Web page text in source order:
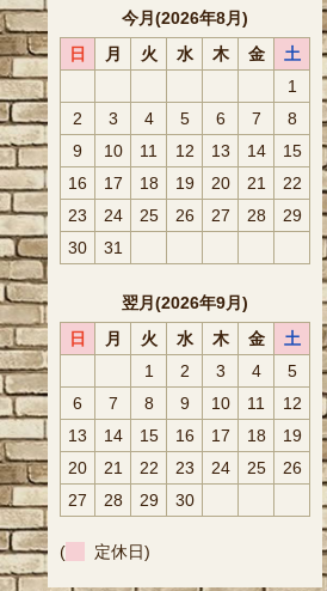
今月(2026年8月)
日
月 火 水 木 金
土
1
2
3 4 5 6 7
8
9
10 11 12 13 14
15
16
17 18 19 20 21
22
23
24 25 26 27 28
29
30
31
翌月(2026年9月)
日
月 火 水 木 金
土
1
2 3 4
5
6
7 8 9 10 11
12
13
14 15 16 17 18
19
20
21 22 23 24 25
26
27
28 29 30
( 定休日)